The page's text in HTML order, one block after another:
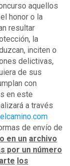
aquellos
honor o la
resultar
la
inciten o
delictivas,
de sus
con
en este
a través
de envío de
en un archivo
por un número
los